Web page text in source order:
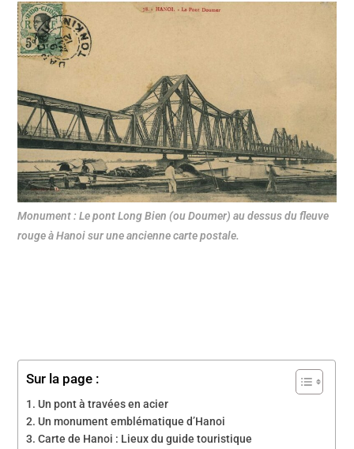
Monument : Le pont Long Bien (ou Doumer) au dessus du fleuve
rouge à Hanoi sur une ancienne carte postale.
Sur la page :
Un pont à travées en acier
Un monument emblématique d’Hanoi
Carte de Hanoi : Lieux du guide touristique